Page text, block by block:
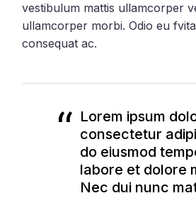
vestibulum mattis ullamcorper
ullamcorper morbi. Odio eu
consequat ac.
Lorem ipsum
consectetur
do eiusmod
labore et dolore
Nec dui nunc